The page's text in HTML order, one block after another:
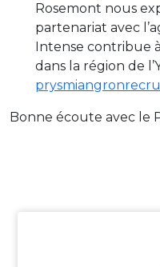
Rosemont nous
partenariat avec
Intense contribue
dans la région de
Bonne écoute avec le